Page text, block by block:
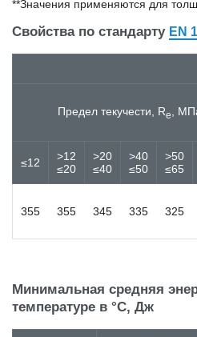
15Н2М
15пс
15Х18Н12С4ТЮ
15ХМ
15ХФ
16MnCrB5
16NiCr4
16NiCrS4
16ГС
**Значения применяются для
Свойства по стандарту EN
Предел текучести, Re ,
≤12
>12
≤20
>20
≤40
>40
≤50
>50
≤65
355 355 345 335 325
Минимальная средняя
температуре в °C, Дж